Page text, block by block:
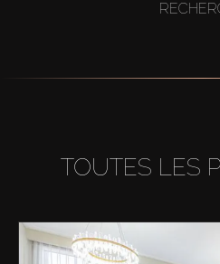
TOUTES LES